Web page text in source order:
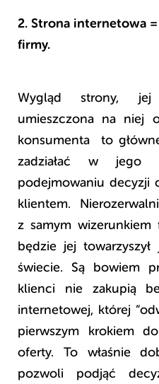
2. Strona internetowa
firmy.
Wygląd strony, jej
umieszczona na niej
konsumenta to
zadziałać w jego
podejmowaniu decyzji
klientem.
z samym
będzie jej
świecie. Są bowiem
klienci nie zakupią
internetowej, której
pierwszym krokiem
oferty. To właśnie
pozwoli podjąć